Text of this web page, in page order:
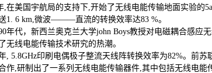
美国宇航局的支持下,开始了无线电能传输地面实验的
1. 6 km,微波———直流的转换效率达83 %。
年代，新西兰奥克兰大学john Boys教授对电磁耦合感应
无线电能传输技术研究的热潮。
印刷电偶极子整流天线阵转换效率为82%。前苏
作,研制出了一系列无线电能传输器件,其中包括无线电